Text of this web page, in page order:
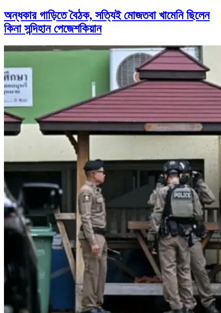
অন্ধকার গাড়িতে বৈঠক, সত্যিই মোজতবা খামেনি ছিলেন
কিনা সন্দিহান পেজেশকিয়ান